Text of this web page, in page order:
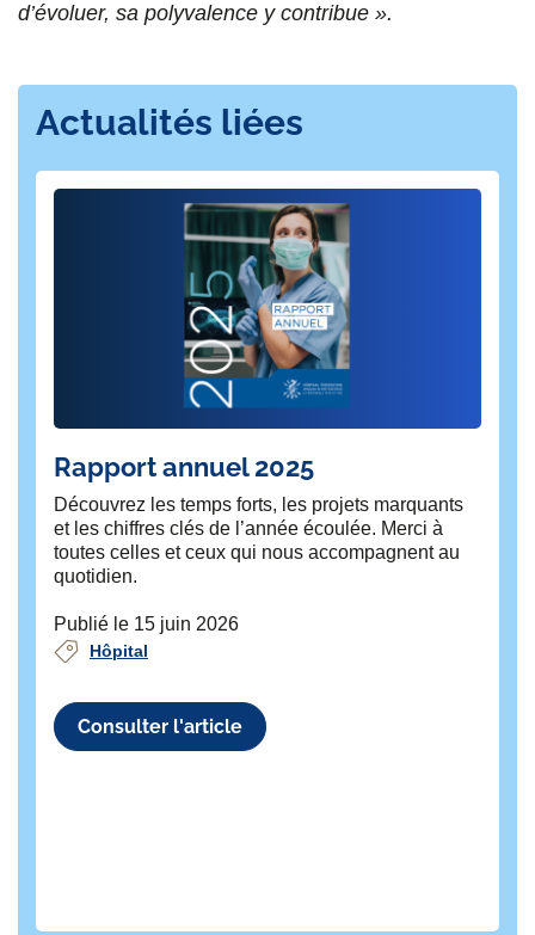
d’évoluer, sa polyvalence y contribue ».
Actualités liées
Rapport annuel 2025
Découvrez les temps forts, les projets marquants
et les chiffres clés de l’année écoulée. Merci à
toutes celles et ceux qui nous accompagnent au
quotidien.
Publié le 15 juin 2026
Hôpital
Consulter l'article